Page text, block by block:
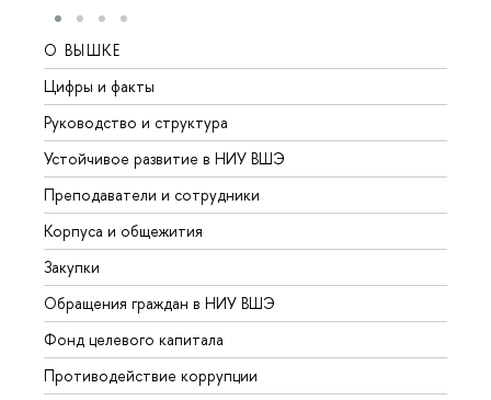
О ВЫШКЕ
Цифры и факты
Руководство и структура
Устойчивое развитие в НИУ ВШЭ
Преподаватели и сотрудники
Корпуса и общежития
Закупки
Обращения граждан в НИУ ВШЭ
Фонд целевого капитала
Противодействие коррупции